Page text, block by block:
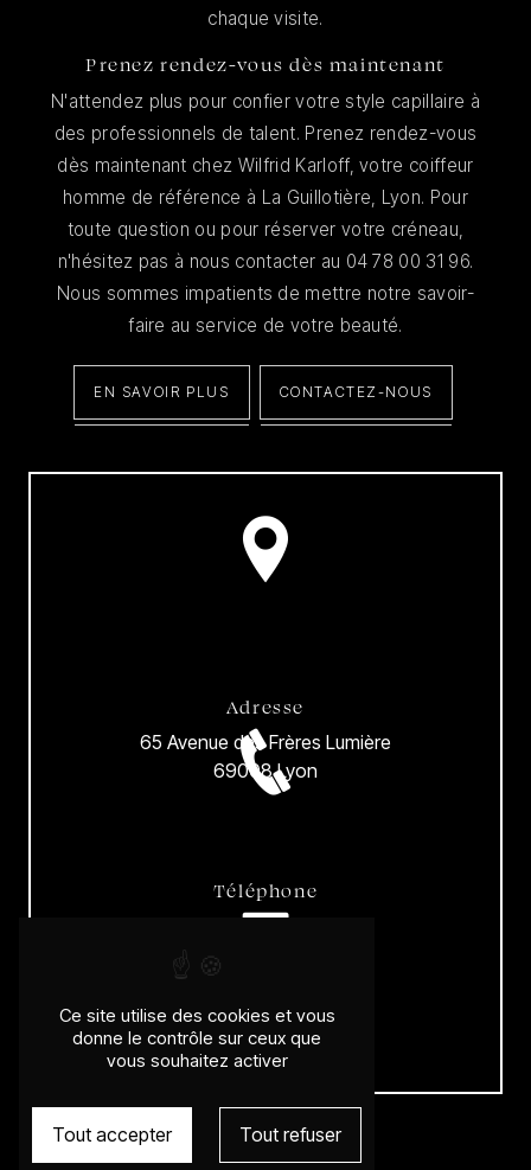
chaque visite.
Prenez rendez-vous dès maintenant
N'attendez plus pour confier votre style capillaire à
des professionnels de talent. Prenez rendez-vous
dès maintenant chez Wilfrid Karloff, votre coiffeur
homme de référence à La Guillotière, Lyon. Pour
toute question ou pour réserver votre créneau,
n'hésitez pas à nous contacter au 04 78 00 31 96.
Nous sommes impatients de mettre notre savoir-
faire au service de votre beauté.
EN SAVOIR PLUS CONTACTEZ-NOUS
Adresse
65 Avenue des Frères Lumière
69008 Lyon
Téléphone
04 78 00 31 96
E-mail
wilfridkarloff@gmail.com
Ce site utilise des cookies et vous
donne le contrôle sur ceux que
vous souhaitez activer
Tout accepter Tout refuser